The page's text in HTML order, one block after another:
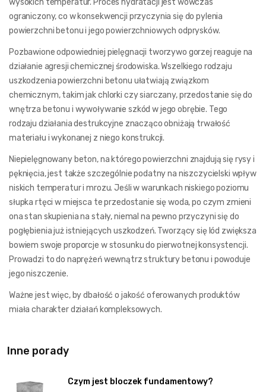
ograniczony, co w konsekwencji przyczynia się do pylenia
powierzchni betonu i jego powierzchniowych odprysków.
Pozbawione odpowiedniej pielęgnacji tworzywo gorzej reaguje na
działanie agresji chemicznej środowiska. Wszelkiego rodzaju
uszkodzenia powierzchni betonu ułatwiają związkom
chemicznym, takim jak chlorki czy siarczany, przedostanie się do
wnętrza betonu i wywoływanie szkód w jego obrębie. Tego
rodzaju działania destrukcyjne znacząco obniżają trwałość
materiału i wykonanej z niego konstrukcji.
Niepielęgnowany beton, na którego powierzchni znajdują się rysy i
pęknięcia, jest także szczególnie podatny na niszczycielski wpływ
niskich temperatur i mrozu. Jeśli w warunkach niskiego poziomu
słupka rtęci w miejsca te przedostanie się woda, po czym zmieni
ona stan skupienia na stały, niemal na pewno przyczyni się do
pogłębienia już istniejących uszkodzeń. Tworzący się lód zwiększa
bowiem swoje proporcje w stosunku do pierwotnej konsystencji.
Prowadzi to do naprężeń wewnątrz struktury betonu i powoduje
jego niszczenie.
Ważne jest więc, by dbałość o jakość oferowanych produktów
miała charakter działań kompleksowych.
Inne porady
Czym jest bloczek fundamentowy?